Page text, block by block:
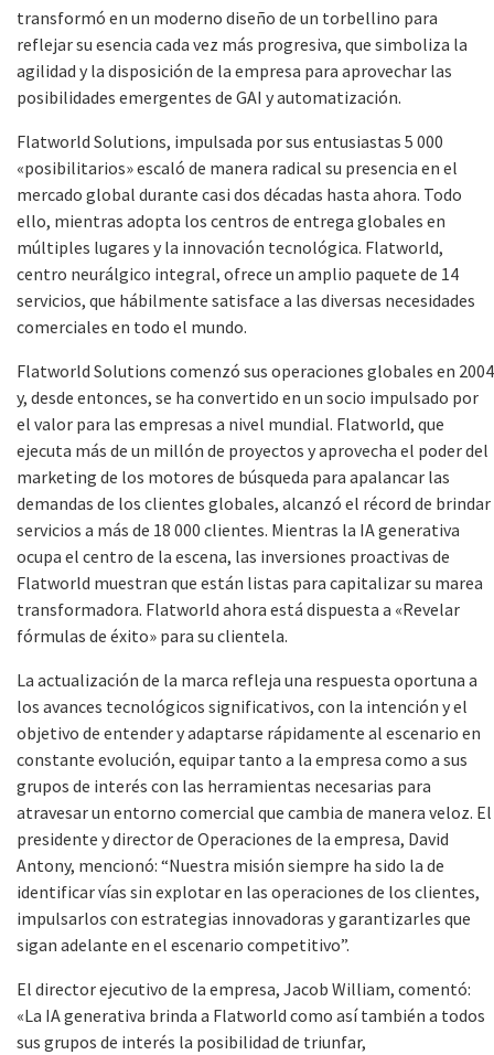
transformó en un moderno diseño de un torbellino para
reflejar su esencia cada vez más progresiva, que simboliza la
agilidad y la disposición de la empresa para aprovechar las
posibilidades emergentes de GAI y automatización.
Flatworld Solutions, impulsada por sus entusiastas 5 000
«posibilitarios» escaló de manera radical su presencia en el
mercado global durante casi dos décadas hasta ahora. Todo
ello, mientras adopta los centros de entrega globales en
múltiples lugares y la innovación tecnológica. Flatworld,
centro neurálgico integral, ofrece un amplio paquete de 14
servicios, que hábilmente satisface a las diversas necesidades
comerciales en todo el mundo.
Flatworld Solutions comenzó sus operaciones globales en 2004
y, desde entonces, se ha convertido en un socio impulsado por
el valor para las empresas a nivel mundial. Flatworld, que
ejecuta más de un millón de proyectos y aprovecha el poder del
marketing de los motores de búsqueda para apalancar las
demandas de los clientes globales, alcanzó el récord de brindar
servicios a más de 18 000 clientes. Mientras la IA generativa
ocupa el centro de la escena, las inversiones proactivas de
Flatworld muestran que están listas para capitalizar su marea
transformadora. Flatworld ahora está dispuesta a «Revelar
fórmulas de éxito» para su clientela.
La actualización de la marca refleja una respuesta oportuna a
los avances tecnológicos significativos, con la intención y el
objetivo de entender y adaptarse rápidamente al escenario en
constante evolución, equipar tanto a la empresa como a sus
grupos de interés con las herramientas necesarias para
atravesar un entorno comercial que cambia de manera veloz. El
presidente y director de Operaciones de la empresa, David
Antony, mencionó: “Nuestra misión siempre ha sido la de
identificar vías sin explotar en las operaciones de los clientes,
impulsarlos con estrategias innovadoras y garantizarles que
sigan adelante en el escenario competitivo”.
El director ejecutivo de la empresa, Jacob William, comentó:
«La IA generativa brinda a Flatworld como así también a todos
sus grupos de interés la posibilidad de triunfar,